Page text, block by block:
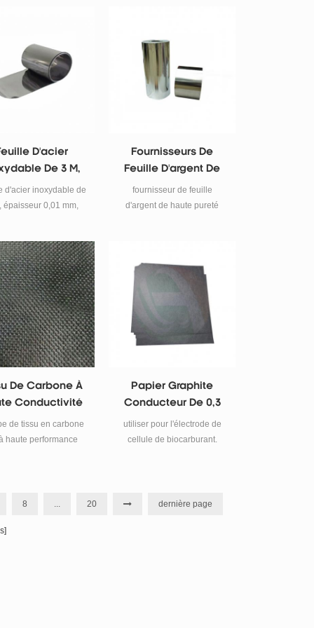
D'acier
De 3 M,
0,01 Mm,
30 Mm
d'acier inoxydable de
épaisseur 0,01 mm,
Fournisseurs De
Feuille D'argent De
Haute Pureté
fournisseur de feuille
d'argent de haute pureté
nom du produit feuille
d'argent pur pureté plus de
99% Couleur argent
épaisseur 0,01 mm ~ peut
être personnalisé largeur
peut être personnalisé 5 ~
skype: amywangbest86
WhatsApp / numéro de
téléphone: +86 181 2071
5609
De Carbone À
Conductivité
Pour
de tissu en carbone
haute performance
et de la
Papier Graphite
Conducteur De 0,3
Mm À Vendre
utiliser pour l'électrode de
cellule de biocarburant.
8 ... 20 dernière page